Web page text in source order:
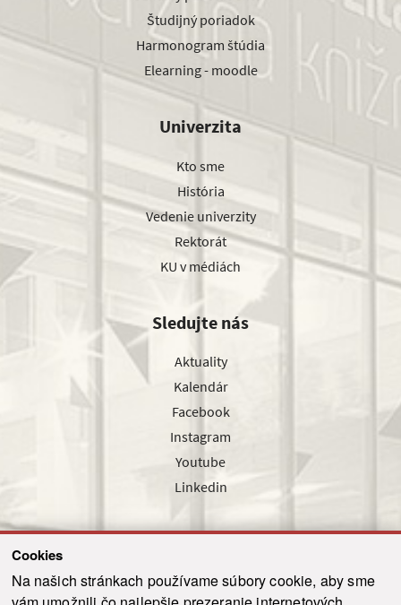
Cookies
Na našich stránkach používame súbory cookie, aby sme
Študijný poriadok
Harmonogram štúdia
Elearning - moodle
Univerzita
Kto sme
História
Vedenie univerzity
Rektorát
KU v médiách
Sledujte nás
Aktuality
Kalendár
Facebook
Instagram
Youtube
Linkedin